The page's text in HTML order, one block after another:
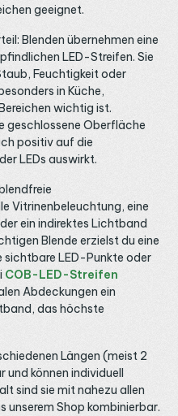
geeignet.
Blenden übernehmen eine
LED-Streifen. Sie
Feuchtigkeit oder
in Küche,
wichtig ist.
geschlossene Oberfläche
positiv auf die
LEDs auswirkt.
Vitrinenbeleuchtung, eine
ein indirektes Lichtband
Blende erzielst du eine
LED-Punkte oder
COB-LED-Streifen
Abdeckungen ein
das höchste
Längen (meist 2
und können individuell
sind sie mit nahezu allen
unserem Shop kombinierbar.